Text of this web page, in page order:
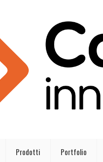
Prodotti Portfolio